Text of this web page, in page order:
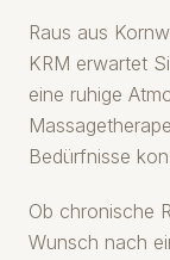
Raus aus
KRM erwartet
eine ruhige
Bedürfnisse
Ob chronische
Wunsch nach